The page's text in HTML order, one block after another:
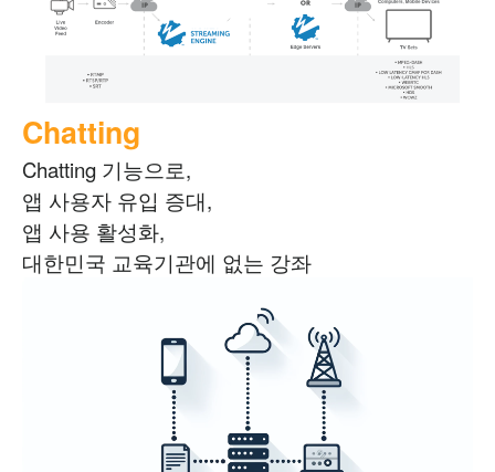
Chatting
Chatting 기능으로,
앱 사용자 유입 증대,
앱 사용 활성화,
대한민국 교육기관에 없는 강좌